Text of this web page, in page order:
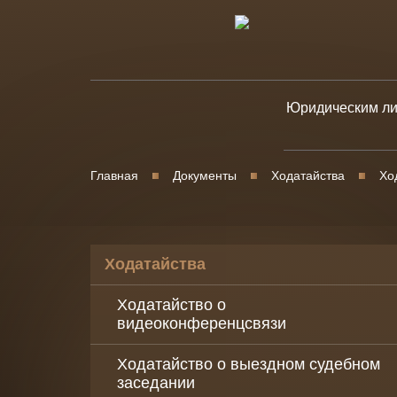
Юридическим
Юридическое
бизнеса
споры
Главная Документы Ходатайства
Ходатайства
Ходатайство о
видеоконференцсвязи
Ходатайство о выездном судебном
заседании